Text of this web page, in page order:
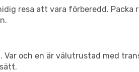
resa att vara förberedd. Packa
och en är välutrustad med